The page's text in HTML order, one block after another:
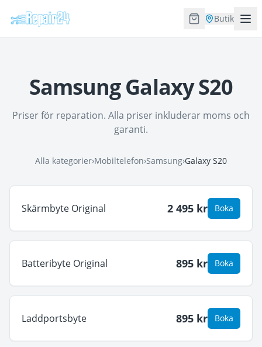
Butik
Samsung Galaxy S20
Priser för reparation. Alla priser inkluderar moms och
garanti.
Alla kategorier›Mobiltelefon›Samsung›Galaxy S20
Skärmbyte Original 2 495 kr Boka
Batteribyte Original 895 kr Boka
Laddportsbyte 895 kr Boka